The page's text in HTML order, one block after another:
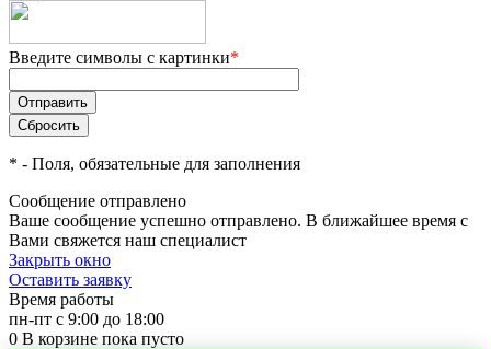
Введите символы с картинки*
* - Поля, обязательные для заполнения
Сообщение отправлено
Ваше сообщение успешно отправлено. В ближайшее время с
Вами свяжется наш специалист
Закрыть окно
Оставить заявку
Время работы
пн-пт с 9:00 до 18:00
0 В корзине пока пусто